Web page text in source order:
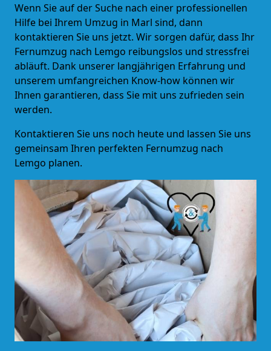
Wenn Sie auf der Suche nach einer professionellen
Hilfe bei Ihrem Umzug in Marl sind, dann
kontaktieren Sie uns jetzt. Wir sorgen dafür, dass Ihr
Fernumzug nach Lemgo reibungslos und stressfrei
abläuft. Dank unserer langjährigen Erfahrung und
unserem umfangreichen Know-how können wir
Ihnen garantieren, dass Sie mit uns zufrieden sein
werden.
Kontaktieren Sie uns noch heute und lassen Sie uns
gemeinsam Ihren perfekten Fernumzug nach
Lemgo planen.